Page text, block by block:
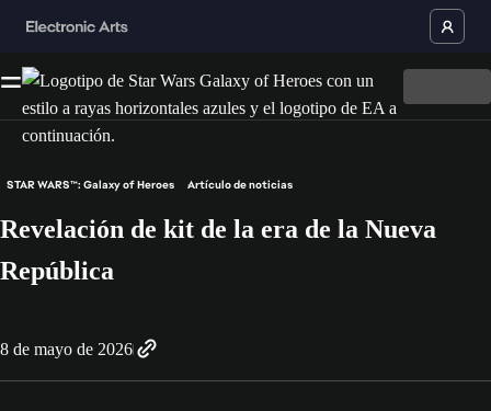
STAR WARS™: Galaxy of Heroes Artículo de noticias
Revelación de kit de la era de la Nueva
República
8 de mayo de 2026